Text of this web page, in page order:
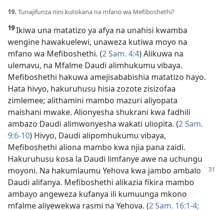
19. Tunajifunza nini kutokana na mfano wa Mefiboshethi?
19Ikiwa una matatizo ya afya na unahisi kwamba
wengine hawakuelewi, unaweza kutiwa moyo na
mfano wa Mefiboshethi. (2 Sam. 4:4) Alikuwa na
ulemavu, na Mfalme Daudi alimhukumu vibaya.
Mefiboshethi hakuwa amejisababishia matatizo hayo.
Hata hivyo, hakuruhusu hisia zozote zisizofaa
zimlemee; alithamini mambo mazuri aliyopata
maishani mwake. Alionyesha shukrani kwa fadhili
ambazo Daudi alimwonyesha wakati uliopita. (2 Sam.
9:6-10) Hivyo, Daudi alipomhukumu vibaya,
Mefiboshethi aliona mambo kwa njia pana zaidi.
Hakuruhusu kosa la Daudi limfanye awe na uchungu
moyoni. Na hakumlaumu Yehova kwa jambo ambalo
Daudi alifanya. Mefiboshethi alikazia fikira mambo
ambayo angeweza kufanya ili kumuunga mkono
mfalme aliyewekwa rasmi na Yehova. (2 Sam. 16:1-4;